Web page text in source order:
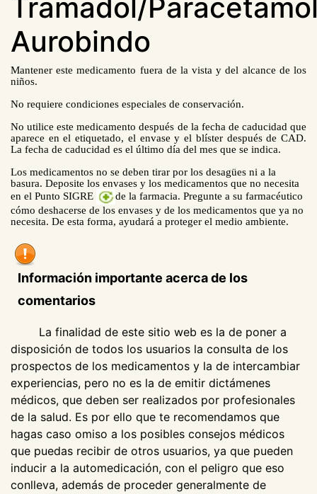
Tramadol/
Aurobindo
Mantener este medicamento fuera de la vista y del alcance de los
niños.
No requiere condiciones especiales de conservación.
No utilice este medicamento después de la fecha de caducidad que
aparece en el etiquetado, el envase y el blíster después de CAD.
La fecha de caducidad es el último día del mes que se indica.
Los medicamentos no se deben tirar por los desagües ni a la
basura. Deposite los envases y los medicamentos que no necesita
en el Punto SIGRE
de la farmacia. Pregunte a su farmacéutico
cómo deshacerse de los envases y de los medicamentos que ya no
necesita. De esta forma, ayudará a proteger el medio ambiente.
Información importante acerca de los
comentarios
La finalidad de este sitio web es la de poner a
disposición de todos los usuarios la consulta de los
prospectos de los medicamentos y la de intercambiar
experiencias, pero no es la de emitir dictámenes
médicos, que deben ser realizados por profesionales
de la salud. Es por ello que te recomendamos que
hagas caso omiso a los posibles consejos médicos
que puedas recibir de otros usuarios, ya que pueden
inducir a la automedicación, con el peligro que eso
conlleva, además de proceder generalmente de